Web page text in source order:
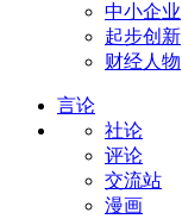
中小企业
起步创新
财经人物
言论
社论
评论
交流站
漫画